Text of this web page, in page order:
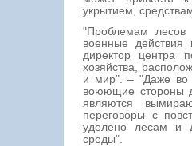
укрытием,
"Проблемам лесов
военные действия
директор центра
хозяйства,
и мир". – "Даже во
воюющие стороны
являются
переговоры с
уделено лесам и
среды".